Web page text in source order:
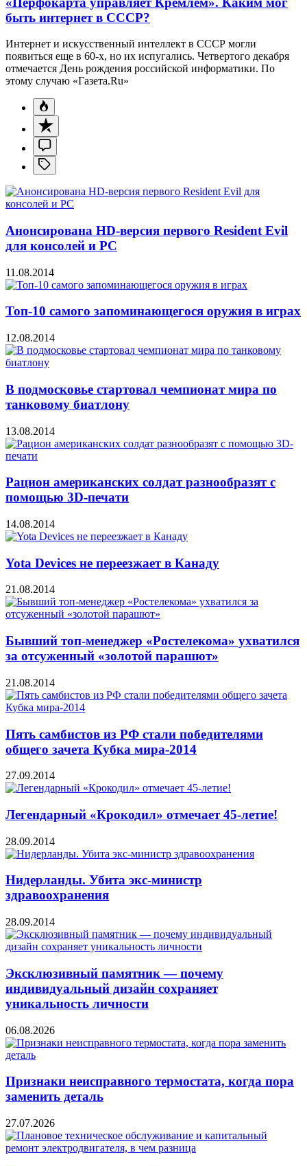
быть интернет в СССР?
Интернет и искусственный интеллект в СССР могли
появиться еще в 60-х, но их испугались. Четвертого декабря
отмечается День рождения российской информатики. По
этому случаю «Газета.Ru»
Анонсирована HD-версия первого Resident Evil
для консолей и PC
11.08.2014
Топ-10 самого запоминающегося оружия в играх
12.08.2014
В подмосковье стартовал чемпионат мира по
танковому биатлону
13.08.2014
Рацион американских солдат разнообразят с
помощью 3D-печати
14.08.2014
Yota Devices не переезжает в Канаду
21.08.2014
Бывший топ-менеджер «Ростелекома» ухватился
за отсуженный «золотой парашют»
21.08.2014
Пять самбистов из РФ стали победителями
общего зачета Кубка мира-2014
27.09.2014
Легендарный «Крокодил» отмечает 45-летие!
28.09.2014
Нидерланды. Убита экс-министр
здравоохранения
28.09.2014
Эксклюзивный памятник — почему
индивидуальный дизайн сохраняет
уникальность личности
06.08.2026
Признаки неисправного термостата, когда пора
заменить деталь
27.07.2026